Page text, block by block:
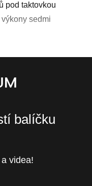
pod taktovkou
sedmi
balíčku
videa!